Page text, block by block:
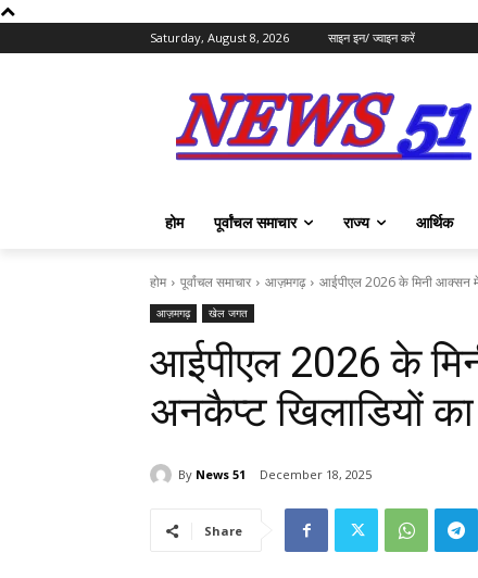
Saturday, August 8, 2026 साइन इन/ ज्वाइन करें
होम पूर्वांचल समाचार राज्य आर्थिक
होम पूर्वांचल समाचार आज़मगढ़ आईपीएल 2026 के मिनी आक्सन
आज़मगढ़ खेल जगत
आईपीएल 2026 के
अनकैप्ट खिलाडियों
By News 51 December 18, 2025
Share